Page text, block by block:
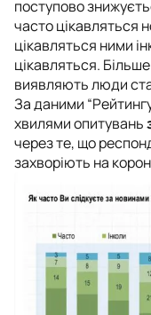
поступово
часто цікавляться
цікавляться ними
цікавляться.
виявляють люди
За даними
хвилями опитувань
через те, що
захворіють на